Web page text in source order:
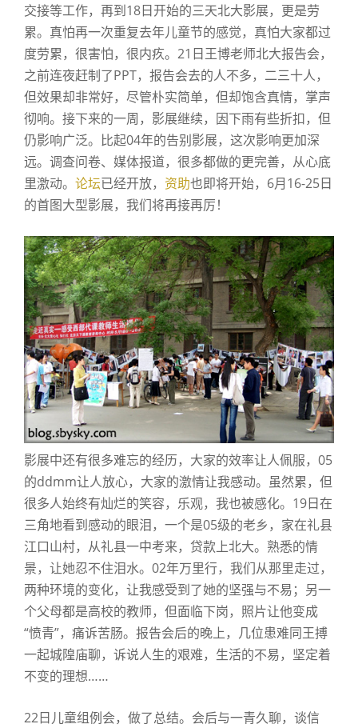
交接等工作，再到18日开始的三天北大影展，更是劳
累。真怕再一次重复去年儿童节的感觉，真怕大家都过
度劳累，很害怕，很内疚。21日王博老师北大报告会，
之前连夜赶制了PPT，报告会去的人不多，二三十人，
但效果却非常好，尽管朴实简单，但却饱含真情，掌声
彻响。接下来的一周，影展继续，因下雨有些折扣，但
仍影响广泛。比起04年的告别影展，这次影响更加深
远。调查问卷、媒体报道，很多都做的更完善，从心底
里激动。 论坛已经开放， 资助也即将开始，6月16-25日
的首图大型影展，我们将再接再厉！
影展中还有很多难忘的经历，大家的效率让人佩服，05
的ddmm让人放心，大家的激情让我感动。虽然累，但
很多人始终有灿烂的笑容，乐观，我也被感化。19日在
三角地看到感动的眼泪，一个是05级的老乡，家在礼县
江口山村，从礼县一中考来，贷款上北大。熟悉的情
景，让她忍不住泪水。02年万里行，我们从那里走过，
两种环境的变化，让我感受到了她的坚强与不易；另一
个父母都是高校的教师，但面临下岗，照片让他变成
“愤青”，痛诉苦肠。报告会后的晚上，几位患难同王搏
一起城隍庙聊，诉说人生的艰难，生活的不易，坚定着
不变的理想……
22日儿童组例会，做了总结。会后与一青久聊，谈信